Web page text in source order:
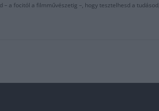
a focitól a filmművészetig –, hogy tesztelhesd a